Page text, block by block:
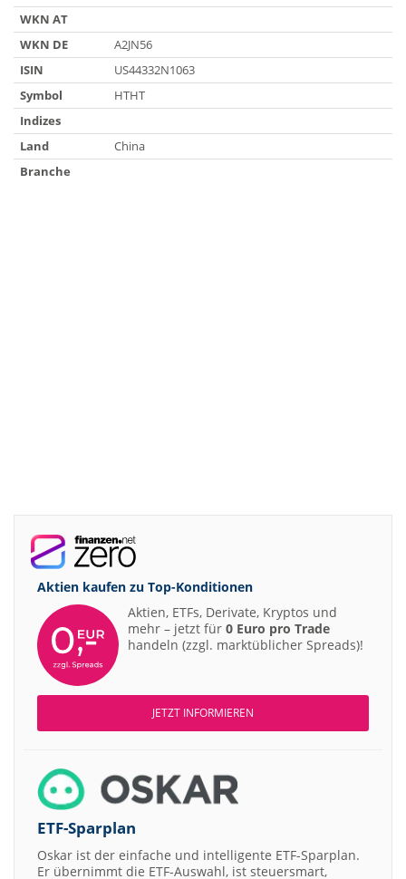
WKN AT
WKN DE
A2JN56
ISIN
US44332N1063
Symbol
HTHT
Indizes
Land
China
Branche
Aktien kaufen zu Top-Konditionen
Aktien, ETFs, Derivate, Kryptos und
mehr – jetzt für 0 Euro pro Trade
handeln (zzgl. marktüblicher Spreads)!
JETZT INFORMIEREN
ETF-Sparplan
Oskar ist der einfache und intelligente ETF-Sparplan.
Er übernimmt die ETF-Auswahl, ist steuersmart,